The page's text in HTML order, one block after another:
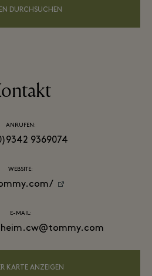
DURCHSUCHEN
ANRUFEN:
9369074
WEBSITE:
E-MAIL:
KARTE ANZEIGEN